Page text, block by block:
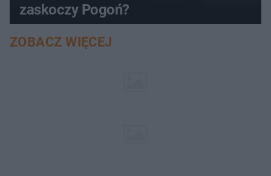
zaskoczy Pogoń?
ZOBACZ WIĘCEJ